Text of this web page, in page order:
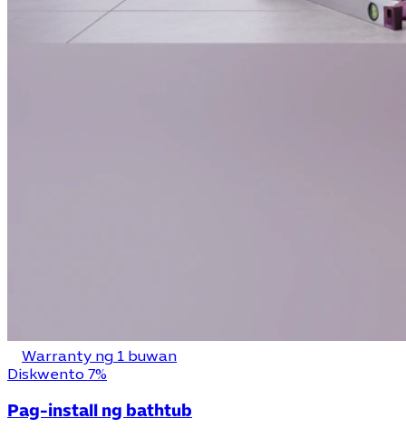
Warranty ng 1 buwan
Diskwento 7%
Pag-install ng bathtub